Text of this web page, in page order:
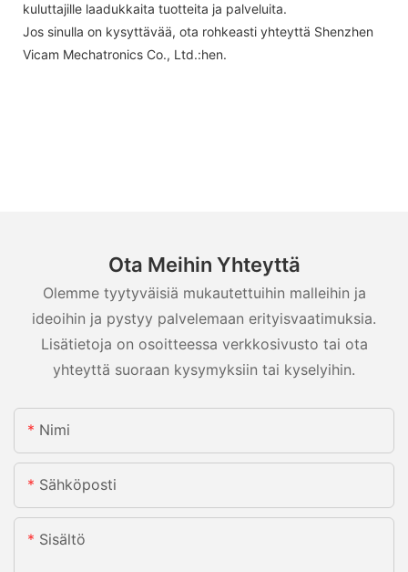
kuluttajille laadukkaita tuotteita ja palveluita.
Jos sinulla on kysyttävää, ota rohkeasti yhteyttä Shenzhen
Vicam Mechatronics Co., Ltd.:hen.
Ota Meihin Yhteyttä
Olemme tyytyväisiä mukautettuihin malleihin ja
ideoihin ja pystyy palvelemaan erityisvaatimuksia.
Lisätietoja on osoitteessa verkkosivusto tai ota
yhteyttä suoraan kysymyksiin tai kyselyihin.
Nimi
Sähköposti
Sisältö